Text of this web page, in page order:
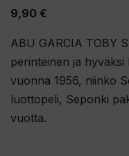
9,90 €
ABU GARCIA TOBY
perinteinen ja hyväksi
vuonna 1956, niinko
luottopeli, Seponki
vuotta.